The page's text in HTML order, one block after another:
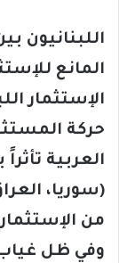
اللبنانيون
المانع
الإستثمار
حركة
العربية
(سوريا،
من
وفي ظل غياب